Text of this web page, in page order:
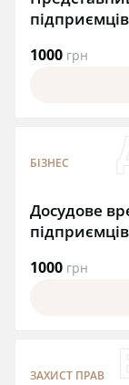
підприємців
1000 грн
БІЗНЕС
Досудове
підприємців
1000 грн
ЗАХИСТ ПРАВ